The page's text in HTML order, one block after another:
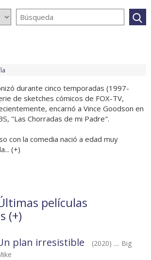
durante cinco temporadas (1997-
de sketches cómicos de FOX-TV,
encarnó a Vince Goodson en
"Las Chorradas de mi Padre".
con la comedia nació a edad muy
(+)
películas
(+)
plan irresistible
(2020) .... Big